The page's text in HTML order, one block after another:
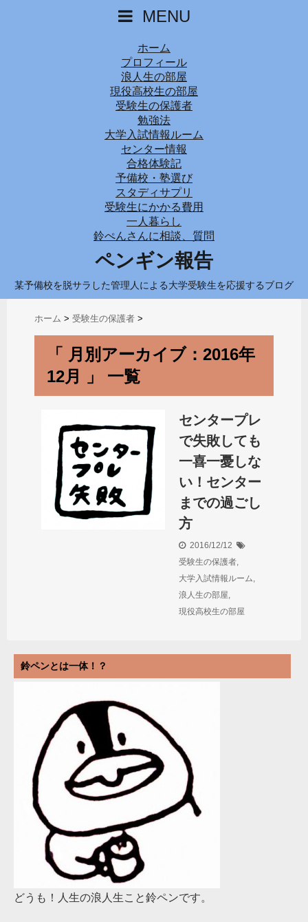
MENU
ホーム
プロフィール
浪人生の部屋
現役高校生の部屋
受験生の保護者
勉強法
大学入試情報ルーム
センター情報
合格体験記
予備校・塾選び
スタディサプリ
受験生にかかる費用
一人暮らし
鈴ぺんさんに相談、質問
ペンギン報告
某予備校を脱サラした管理人による大学受験生を応援するブログ
ホーム > 受験生の保護者 >
「 月別アーカイブ：2016年
12月 」 一覧
センタープレ
で失敗しても
一喜一憂しな
い！センター
までの過ごし
方
2016/12/12
受験生の保護者,
大学入試情報ルーム,
浪人生の部屋,
現役高校生の部屋
鈴ペンとは一体！？
どうも！人生の浪人生こと鈴ペンです。